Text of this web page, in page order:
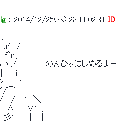
： 2014/12/25(木) 23:11:02.31
.r' -/
,>
|　　　　　のんびりはじめるよ
|、i|
ヽ
/⌒i＼＼
/.　 ',　＼
､__∧. 　 ∨', ',
　 ..|　| |